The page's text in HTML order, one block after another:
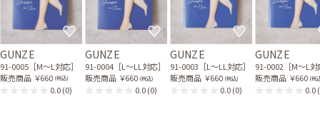
GUNZE
91-0005［M〜L対応］
販売商品 ￥660 (税込)
0.0(0)
GUNZE
91-0004［L〜LL対応］
販売商品 ￥660 (税込)
0.0(0)
GUNZE
91-0003［L〜LL対応］
販売商品 ￥660 (税込)
0.0(0)
GUNZE
91-0002［M〜L
販売商品 ￥660 (税
0.0